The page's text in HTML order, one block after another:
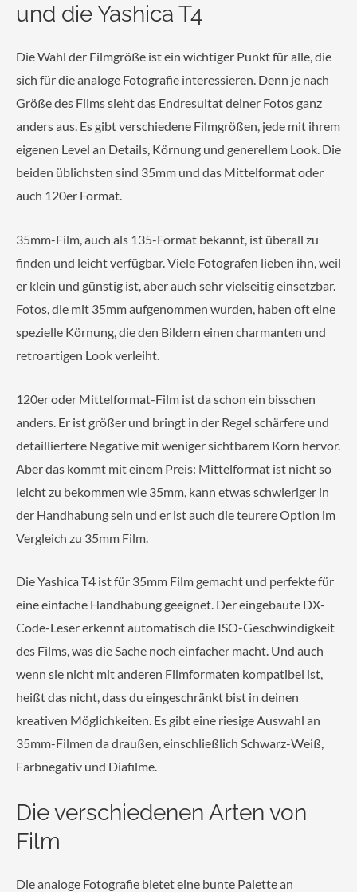
und die Yashica T4
Die Wahl der Filmgröße ist ein wichtiger Punkt für alle, die
sich für die analoge Fotografie interessieren. Denn je nach
Größe des Films sieht das Endresultat deiner Fotos ganz
anders aus. Es gibt verschiedene Filmgrößen, jede mit ihrem
eigenen Level an Details, Körnung und generellem Look. Die
beiden üblichsten sind 35mm und das Mittelformat oder
auch 120er Format.
35mm-Film, auch als 135-Format bekannt, ist überall zu
finden und leicht verfügbar. Viele Fotografen lieben ihn, weil
er klein und günstig ist, aber auch sehr vielseitig einsetzbar.
Fotos, die mit 35mm aufgenommen wurden, haben oft eine
spezielle Körnung, die den Bildern einen charmanten und
retroartigen Look verleiht.
120er oder Mittelformat-Film ist da schon ein bisschen
anders. Er ist größer und bringt in der Regel schärfere und
detailliertere Negative mit weniger sichtbarem Korn hervor.
Aber das kommt mit einem Preis: Mittelformat ist nicht so
leicht zu bekommen wie 35mm, kann etwas schwieriger in
der Handhabung sein und er ist auch die teurere Option im
Vergleich zu 35mm Film.
Die Yashica T4 ist für 35mm Film gemacht und perfekte für
eine einfache Handhabung geeignet. Der eingebaute DX-
Code-Leser erkennt automatisch die ISO-Geschwindigkeit
des Films, was die Sache noch einfacher macht. Und auch
wenn sie nicht mit anderen Filmformaten kompatibel ist,
heißt das nicht, dass du eingeschränkt bist in deinen
kreativen Möglichkeiten. Es gibt eine riesige Auswahl an
35mm-Filmen da draußen, einschließlich Schwarz-Weiß,
Farbnegativ und Diafilme.
Die verschiedenen Arten von
Film
Die analoge Fotografie bietet eine bunte Palette an